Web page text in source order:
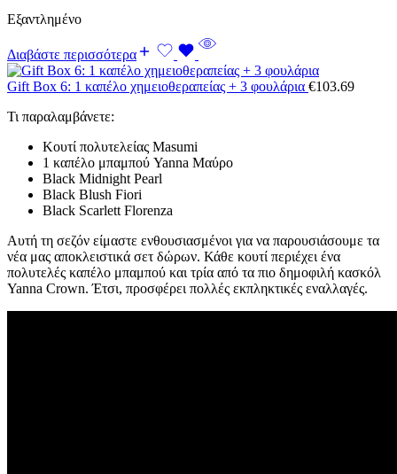
Εξαντλημένο
Διαβάστε περισσότερα
Gift Box 6: 1 καπέλο χημειοθεραπείας + 3 φουλάρια €103.69
Τι παραλαμβάνετε:
Κουτί πολυτελείας Masumi
1 καπέλο μπαμπού Yanna Μαύρο
Black Midnight Pearl
Black Blush Fiori
Black Scarlett Florenza
Αυτή τη σεζόν είμαστε ενθουσιασμένοι για να παρουσιάσουμε τα
νέα μας αποκλειστικά σετ δώρων. Κάθε κουτί περιέχει ένα
πολυτελές καπέλο μπαμπού και τρία από τα πιο δημοφιλή κασκόλ
Yanna Crown. Έτσι, προσφέρει πολλές εκπληκτικές εναλλαγές.